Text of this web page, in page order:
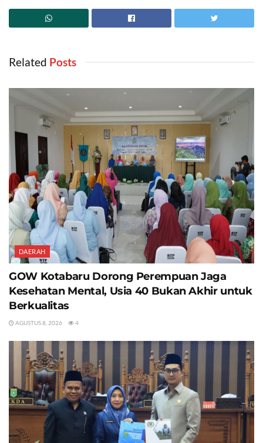
Related ‎ Posts
DAERAH
GOW Kotabaru Dorong Perempuan Jaga
Kesehatan Mental, Usia 40 Bukan Akhir untuk
Berkualitas
AGUSTUS 8, 2026 4